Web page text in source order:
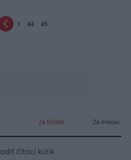
1 44 45
Za týždeň Za mesiac
čítací kútik